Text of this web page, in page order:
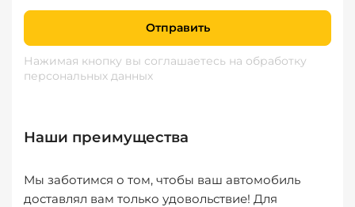
Отправить
Нажимая кнопку вы соглашаетесь на обработку
персональных данных
Наши преимущества
Мы заботимся о том, чтобы ваш автомобиль
доставлял вам только удовольствие! Для